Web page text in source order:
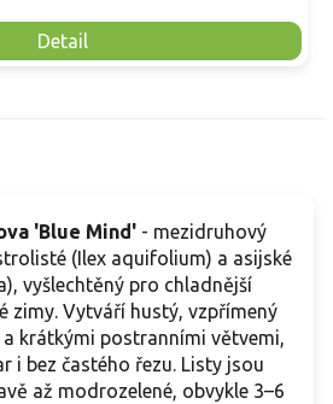
Detail
'Blue Mind' - mezidruhový
(Ilex aquifolium) a asijské
vyšlechtěný pro chladnější
zimy. Vytváří hustý, vzpřímený
a krátkými postranními větvemi,
i bez častého řezu. Listy jsou
až modrozelené, obvykle 3–6